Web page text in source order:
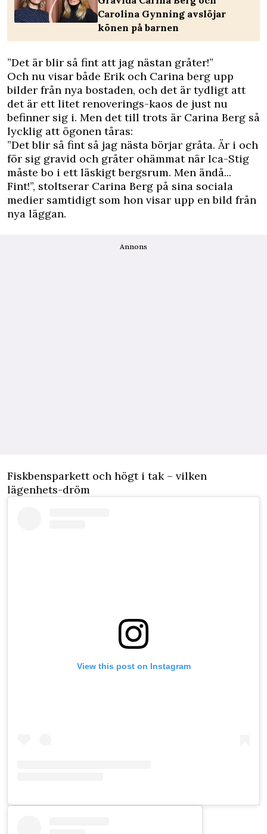
Carolina Gynning avslöjar
könen på barnen
”Det är blir så fint att jag nästan gråter!”
Och nu visar både Erik och Carina berg upp
bilder från nya bostaden, och det är tydligt att
det är ett litet renoverings-kaos de just nu
befinner sig i. Men det till trots är Carina Berg så
lycklig att ögonen tåras:
”Det blir så fint så jag nästa börjar gråta. Är i och
för sig gravid och gråter ohämmat när Ica-Stig
måste bo i ett läskigt bergsrum. Men ändå...
Fint!”, stoltserar Carina Berg på sina sociala
medier samtidigt som hon visar upp en bild från
nya läggan.
Annons
Fiskbensparkett och högt i tak – vilken
lägenhets-dröm
View this post on Instagram